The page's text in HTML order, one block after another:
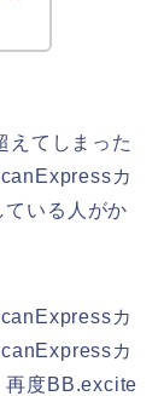
えてしまった
カ
いる人がか
カ
カ
再度BB.excite